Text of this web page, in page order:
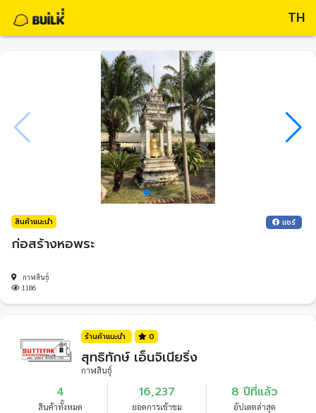
TH
สินค้าแนะนำ แชร์
ก่อสร้างหอพระ
กาฬสินธุ์
1186
ร้านค้าแนะนำ 0
สุทธิทักษ์ เอ็นจิเนียริ่ง
กาฬสินธุ์
4
สินค้าทั้งหมด
16,237
ยอดการเข้าชม
8 ปีที่แล้ว
อัปเดตล่าสุด